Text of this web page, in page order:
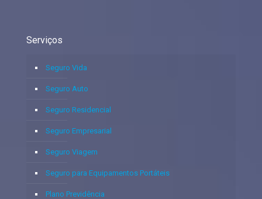
Serviços
Seguro Vida
Seguro Auto
Seguro Residencial
Seguro Empresarial
Seguro Viagem
Seguro para Equipamentos Portáteis
Plano Previdência